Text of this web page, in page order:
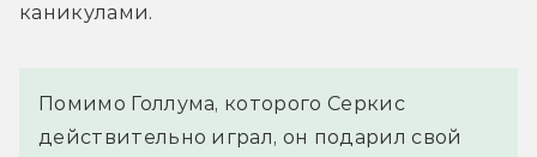
каникулами.
Помимо Голлума, которого Серкис
действительно играл, он подарил свой